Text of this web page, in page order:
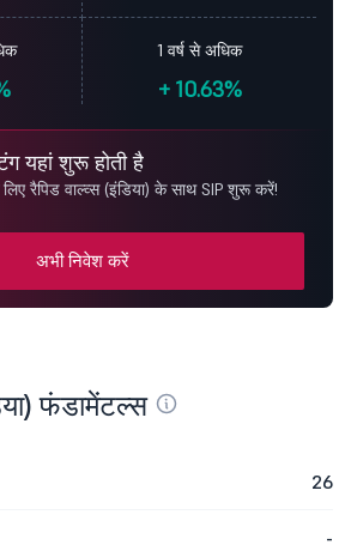
1 वर्ष से अधिक
+10.63%
यहां शुरू होती है
रैपिड वाल्व्स (इंडिया) के साथ SIP शुरू करें!
अभी निवेश करें
फंडामेंटल्स
26
-